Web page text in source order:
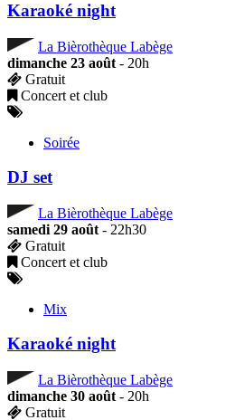
Karaoké night
La Bièrothèque Labège
dimanche 23 août - 20h
Gratuit
Concert et club
Soirée
DJ set
La Bièrothèque Labège
samedi 29 août - 22h30
Gratuit
Concert et club
Mix
Karaoké night
La Bièrothèque Labège
dimanche 30 août - 20h
Gratuit